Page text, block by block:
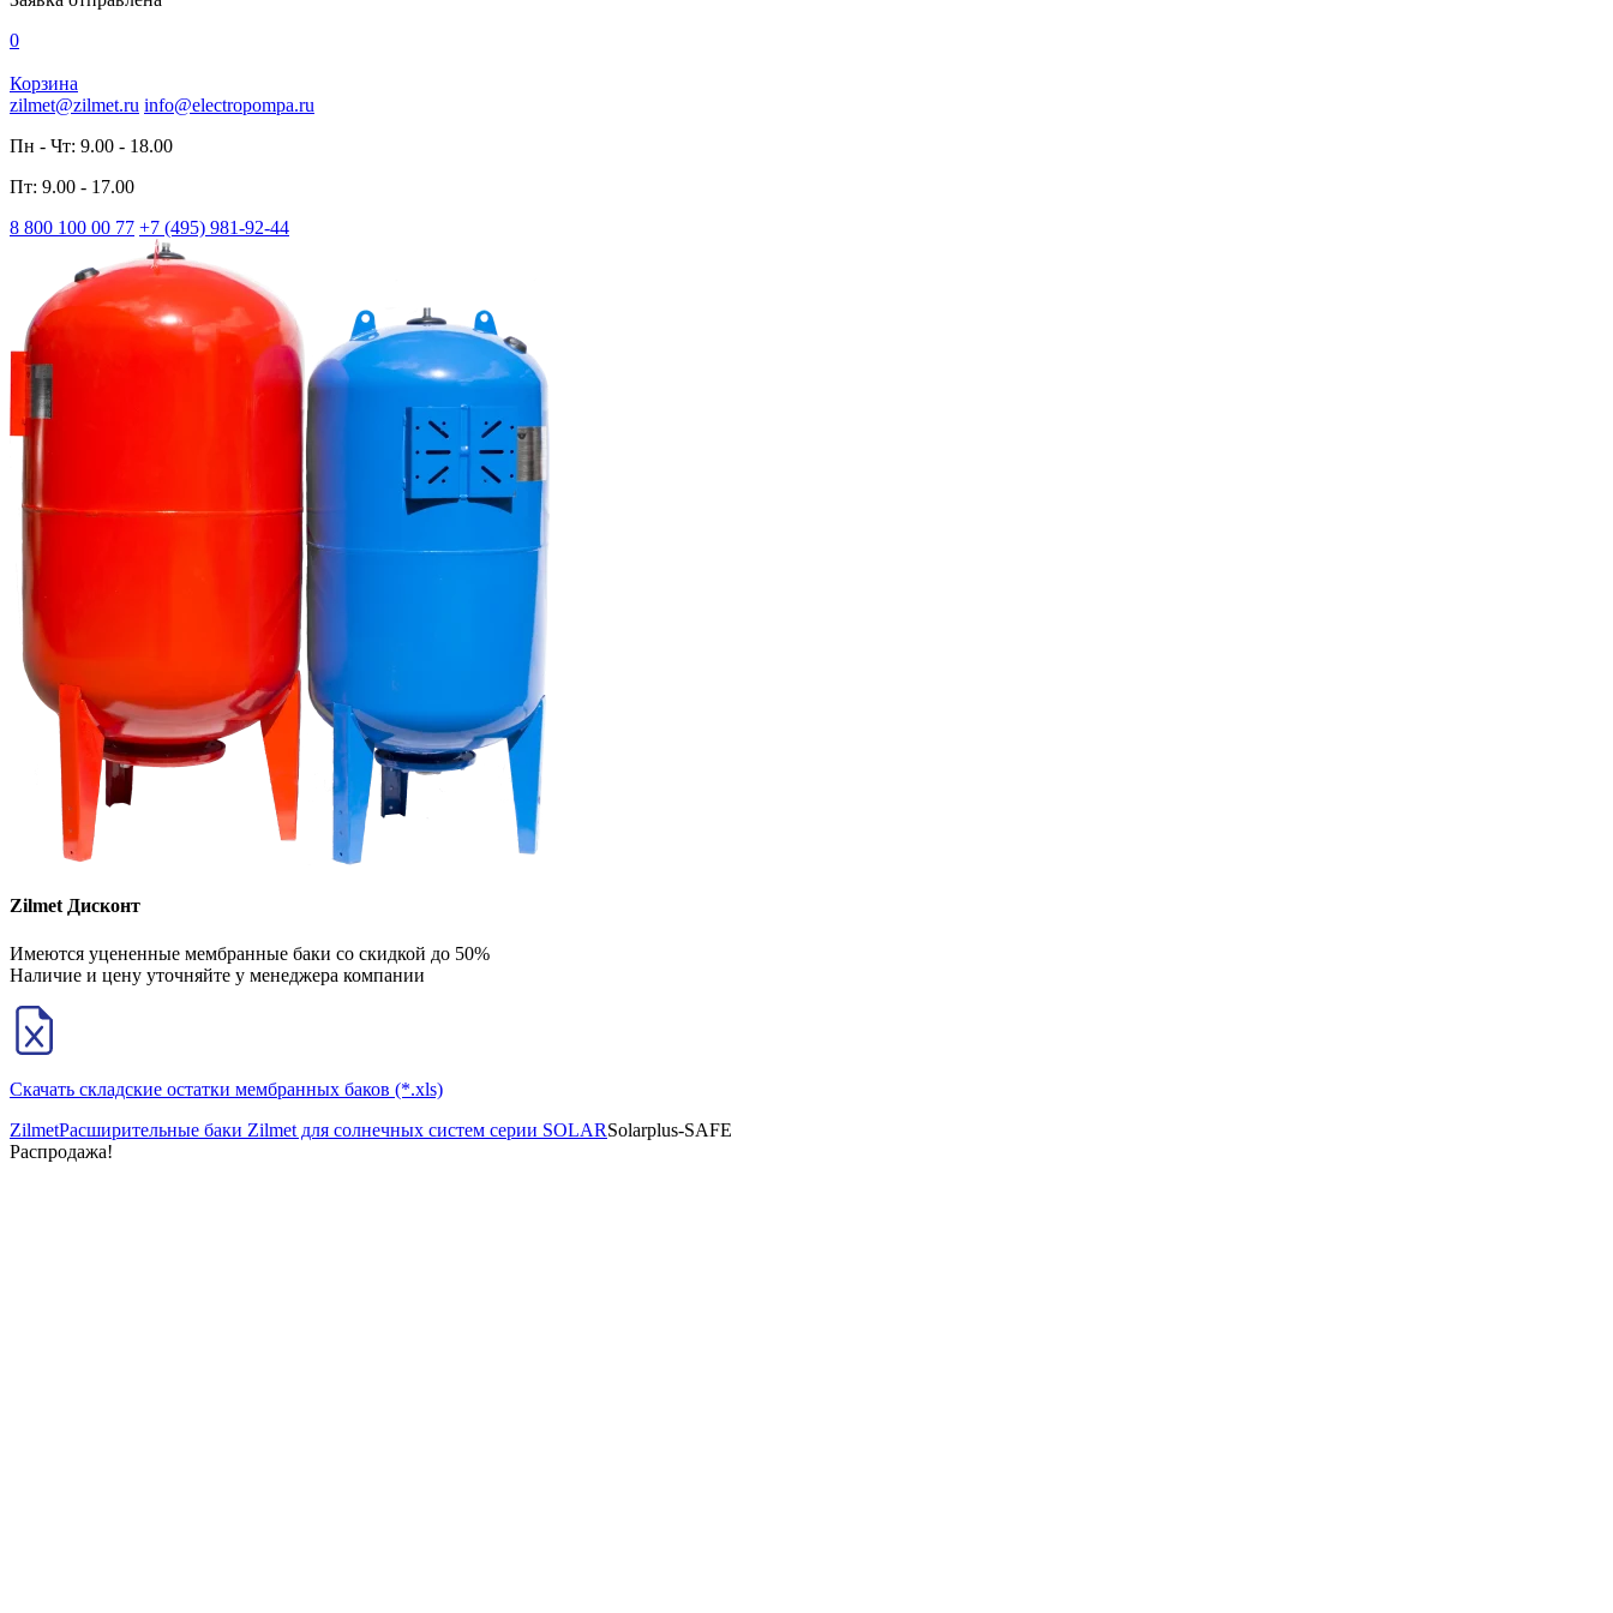
0
Корзина
zilmet@zilmet.ru info@electropompa.ru
Пн - Чт: 9.00 - 18.00
Пт: 9.00 - 17.00
8 800 100 00 77 +7 (495) 981-92-44
Zilmet Дисконт
Имеются уцененные мембранные баки со скидкой до 50%
Наличие и цену уточняйте у менеджера компании
Скачать складские остатки мембранных баков (*.xls)
ZilmetРасширительные баки Zilmet для солнечных систем серии SOLARSolarplus-SAFE
Распродажа!